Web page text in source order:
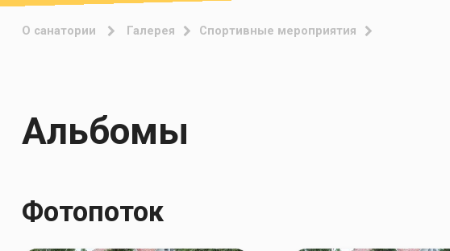
О санатории Галерея Спортивные мероприятия
Альбомы
Фотопоток